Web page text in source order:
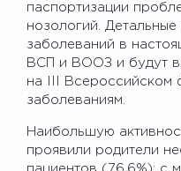
паспортизации
нозологий.
заболеваний в
ВСП и ВООЗ и будут
на III
заболеваниям.
Наибольшую
проявили родители
пациентов (76,6%): с